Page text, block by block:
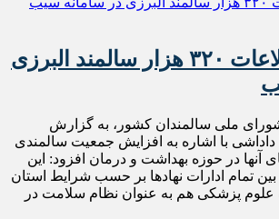
البرز/ ثبت اطلاعات ۳۲۰ هزار سالمند البرزی
ملی سالمندان کشور، به گزارش
داداشی با اشاره به افزایش جمعیت سالمندی
آنها در حوزه بهداشت و درمان افزود: این
تمام ادارات نهادها بر حسب شرایط استان
علوم پزشکی هم به عنوان نظام سلامت در